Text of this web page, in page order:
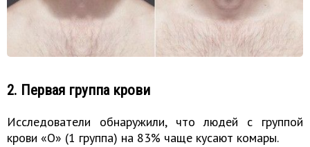
2. Первая группа крови
Исследователи обнаружили, что людей с группой
крови «O» (1 группа) на 83% чаще кусают комары.